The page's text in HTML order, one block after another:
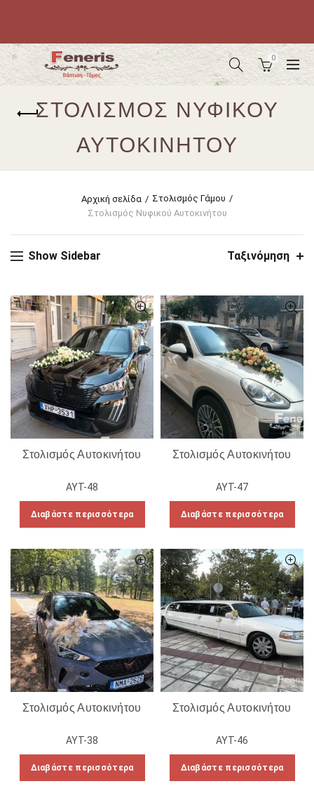
0
ΣΤΟΛΙΣΜΌΣ ΝΥΦΙΚΟΎ
ΑΥΤΟΚΙΝΉΤΟΥ
Αρχική σελίδα
Στολισμός Γάμου
Στολισμός Νυφικού Αυτοκινήτου
Show Sidebar Ταξινόμηση
Στολισμός Αυτοκινήτου
ΑΥΤ-48
Διαβάστε περισσότερα
Στολισμός Αυτοκινήτου
ΑΥΤ-47
Διαβάστε περισσότερα
Στολισμός Αυτοκινήτου
ΑΥΤ-38
Διαβάστε περισσότερα
Στολισμός Αυτοκινήτου
ΑΥΤ-46
Διαβάστε περισσότερα